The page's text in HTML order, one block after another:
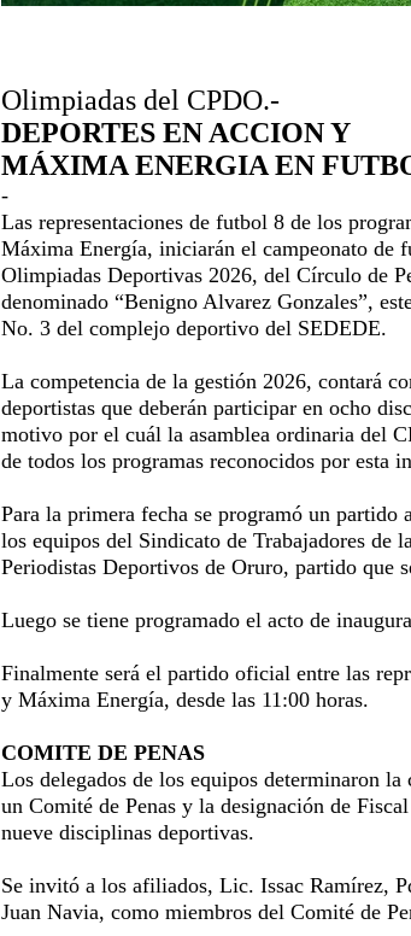
Olimpiadas del CPDO.-
DEPORTES EN ACCION Y
MÁXIMA ENERGIA EN
-
Las representaciones de futbol 8 de los
Máxima Energía, iniciarán el campeonato de
Olimpiadas Deportivas 2026, del Círculo de
denominado “Benigno Alvarez Gonzales”,
No. 3 del complejo deportivo del SEDEDE.
La competencia de la gestión 2026, contará
deportistas que deberán participar en ocho
motivo por el cuál la asamblea ordinaria del
de todos los programas reconocidos por esta
Para la primera fecha se programó un
los equipos del Sindicato de Trabajadores de
Periodistas Deportivos de Oruro, partido que
Luego se tiene programado el acto de
Finalmente será el partido oficial entre las
y Máxima Energía, desde las 11:00 horas.
COMITE DE PENAS
Los delegados de los equipos determinaron
un Comité de Penas y la designación de
nueve disciplinas deportivas.
Se invitó a los afiliados, Lic. Issac Ramírez,
Juan Navia, como miembros del Comité de